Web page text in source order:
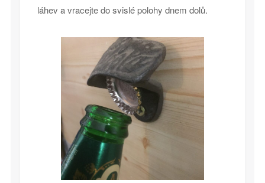
láhev a vracejte do svislé polohy dnem dolů.